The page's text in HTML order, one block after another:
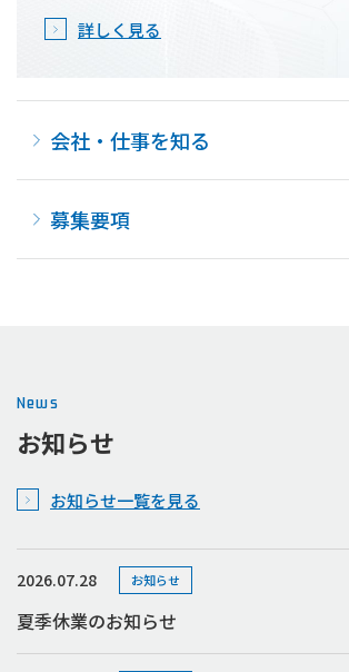
詳しく見る
会社・仕事を知る
募集要項
News
お知らせ
お知らせ一覧を見る
2026.07.28 お知らせ
夏季休業のお知らせ